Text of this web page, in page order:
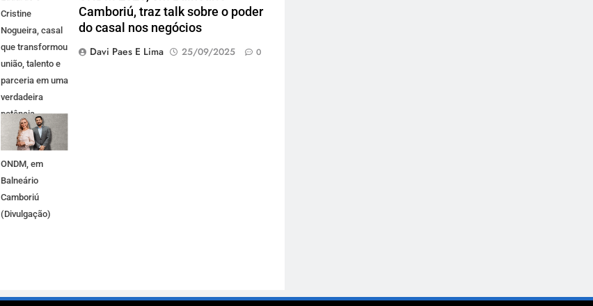
Cristine
Nogueira, casal
que transformou
união, talento e
parceria em uma
verdadeira
potência
empresarial
estarão no
ONDM, em
Balneário
Camboriú
(Divulgação)
Camboriú, traz talk sobre o poder
do casal nos negócios
Davi Paes E Lima
25/09/2025 0